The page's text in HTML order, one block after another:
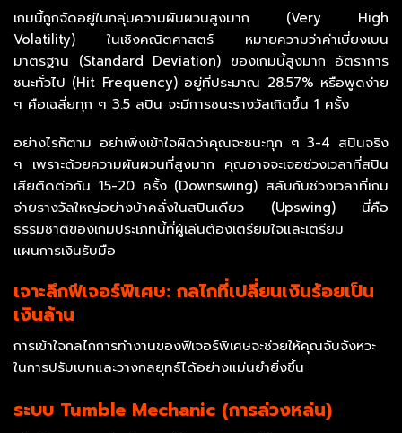
เกมนี้ถูกจัดอยู่ในกลุ่มความผันผวนสูงมาก (Very High
Volatility) ในเชิงคณิตศาสตร์ หมายความว่าค่าเบี่ยงเบน
มาตรฐาน (Standard Deviation) ของเกมนี้สูงมาก อัตราการ
ชนะทั่วไป (Hit Frequency) อยู่ที่ประมาณ 28.57% หรือพูดง่าย
ๆ คือเฉลี่ยทุก ๆ 3.5 สปิน จะมีการชนะรางวัลเกิดขึ้น 1 ครั้ง
อย่างไรก็ตาม อย่าเพิ่งเข้าใจผิดว่าคุณจะชนะทุก ๆ 3-4 สปินจริง
ๆ เพราะด้วยความผันผวนที่สูงมาก คุณอาจจะเจอช่วงเวลาที่สปิน
เสียติดต่อกัน 15-20 ครั้ง (Downswing) สลับกับช่วงเวลาที่เกม
จ่ายรางวัลใหญ่อย่างบ้าคลั่งในสปินเดียว (Upswing) นี่คือ
ธรรมชาติของเกมประเภทนี้ที่ผู้เล่นต้องเตรียมใจและเตรียม
แผนการเงินรับมือ
เจาะลึกฟีเจอร์พิเศษ: กลไกที่เปลี่ยนเงินร้อยเป็น
เงินล้าน
การเข้าใจกลไกการทำงานของฟีเจอร์พิเศษจะช่วยให้คุณจับจังหวะ
ในการปรับเบทและวางกลยุทธ์ได้อย่างแม่นยำยิ่งขึ้น
ระบบ Tumble Mechanic (การล่วงหล่น)